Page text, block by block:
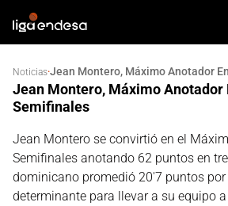
Noticias·
Jean Montero, Máximo Anotador
Semifinales
Jean Montero se convirtió en el
Semifinales anotando 62 puntos en
dominicano promedió 20'7 puntos
determinante para llevar a su equipo